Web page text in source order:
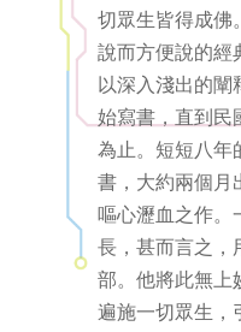
切眾生皆得成佛
說而方便說的經
以深入淺出的闡
始寫書，直到民
為止。短短八年
書，大約兩個月
嘔心瀝血之作。
長，甚而言之，
部。他將此無上
遍施一切眾生，